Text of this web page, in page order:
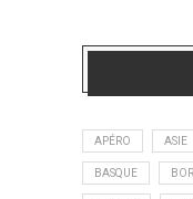
APÉRO ASIE
BASQUE